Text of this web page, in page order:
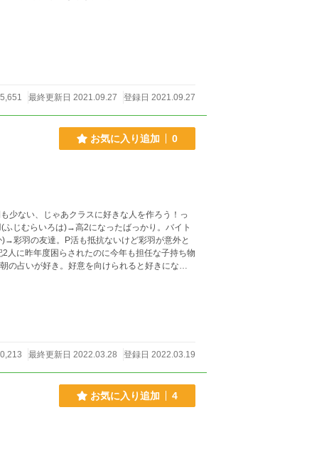
最終更新日 2021.09.27 登録日 2021.09.27
お気に入り追加 0
少ない、じゃあクラスに好きな人を作ろう！っ
彩羽の友達。P活も抵抗ないけど彩羽が意外と
に昨年度困らされたのに今年も担任な子持ち物
の占いが好き。好意を向けられると好きになっ
最終更新日 2022.03.28 登録日 2022.03.19
お気に入り追加 4